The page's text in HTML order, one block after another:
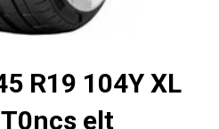
R19 104Y XL
elt